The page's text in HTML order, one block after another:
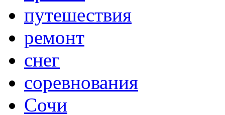
путешествия
ремонт
снег
соревнования
Сочи